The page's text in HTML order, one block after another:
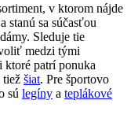
v ktorom nájde
stanú sa súčasťou
Sleduje tie
medzi tými
ktoré patrí ponuka
tiež šiat. Pre športovo
sú legíny a teplákové